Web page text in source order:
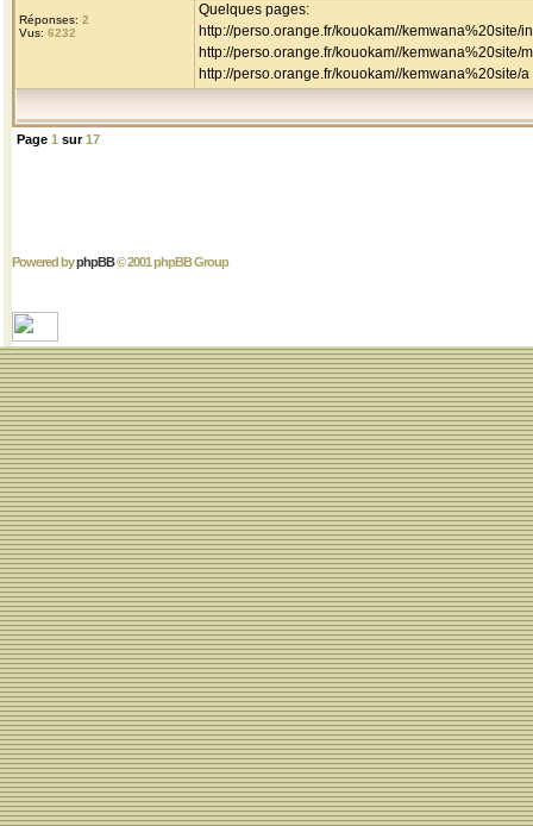
Réponses: 2
Vus: 6232
Quelques pages:
http://perso.orange.fr/kouokam//kemwana%20site/
http://perso.orange.fr/kouokam//kemwana%20site/
http://perso.orange.fr/kouokam//kemwana%20site/a
Page 1 sur17
Powered byphpBB© 2001 phpBB Group